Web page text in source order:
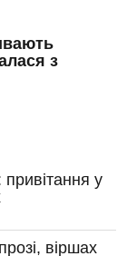
з
привітання у
віршах